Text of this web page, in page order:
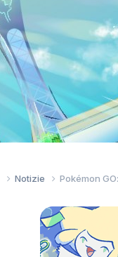
Notizie Pokémon